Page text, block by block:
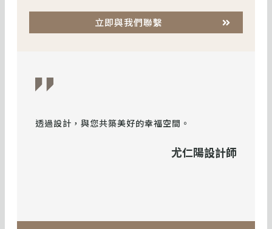
立即與我們聯繫
透過設計，與您共築美好的幸福空間。
尤仁陽設計師